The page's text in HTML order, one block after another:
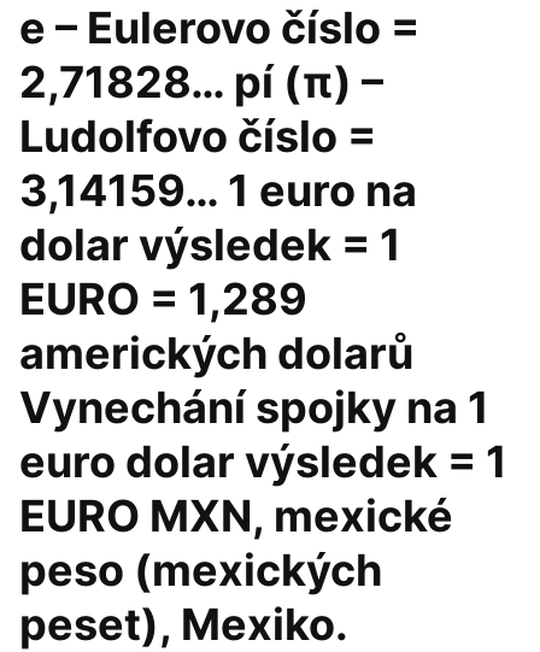
e – Eulerovo číslo =
2,71828… pí (π) –
Ludolfovo číslo =
3,14159… 1 euro na
dolar výsledek = 1
EURO = 1,289
amerických dolarů
Vynechání spojky na 1
euro dolar výsledek = 1
EURO MXN, mexické
peso (mexických
peset), Mexiko.